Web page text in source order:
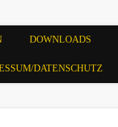
DOWNLOADS
DATENSCHUTZ